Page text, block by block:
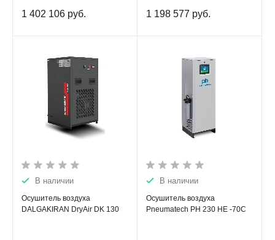
1 402 106 руб. 1 198 577 руб.
В наличии
Осушитель воздуха
DALGAKIRAN DryAir DK 130
В наличии
Осушитель воздуха
Pneumatech PH 230 HE -70C